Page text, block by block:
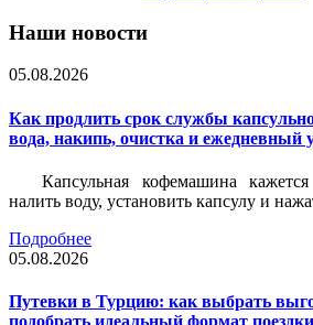
Наши новости
05.08.2026
Как продлить срок службы
вода, накипь, очистка и ежедневный
Капсульная кофемашина
налить воду, установить капсулу и
Подробнее
05.08.2026
Путевки в Турцию: как выбрать